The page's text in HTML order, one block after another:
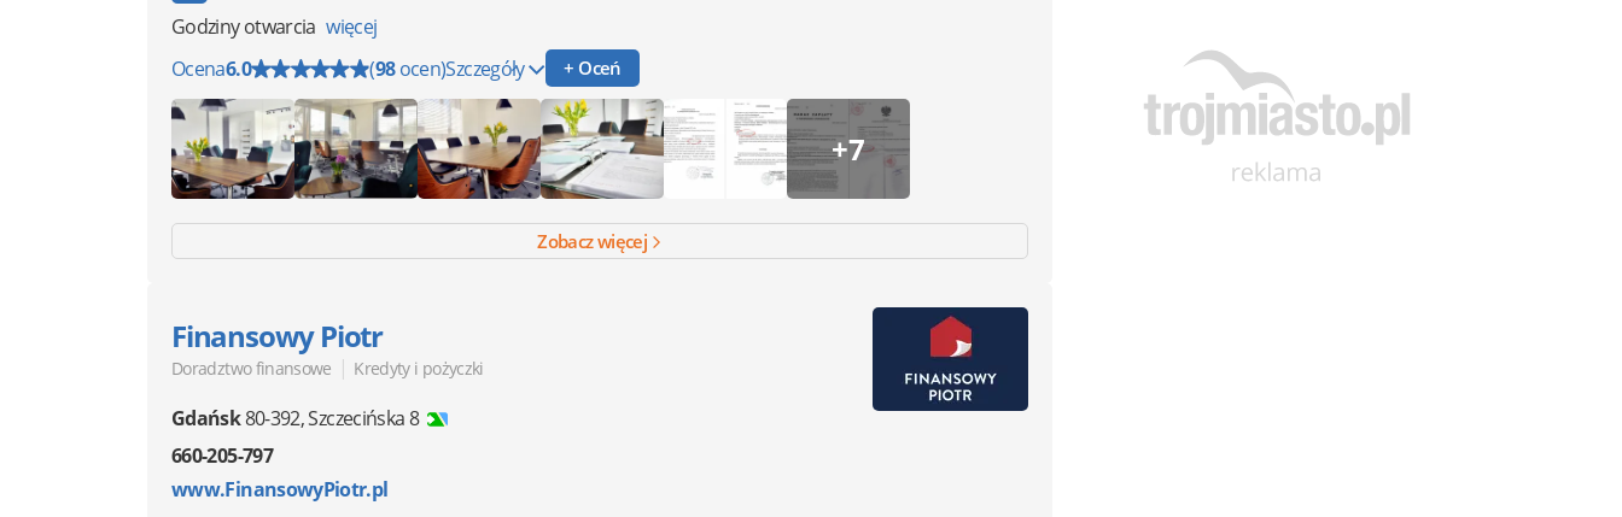
Godziny otwarcia więcej
Ocena6.0 (98ocen)Szczegóły + Oceń
+7
Zobacz więcej
Finansowy Piotr
Doradztwo finansowe | Kredyty i pożyczki
Gdańsk80-392,Szczecińska 8
660-205-797
www.FinansowyPiotr.pl